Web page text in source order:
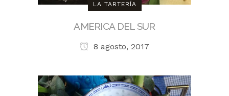
LA TARTERÍA
AMERICA DEL SUR
8 agosto, 2017